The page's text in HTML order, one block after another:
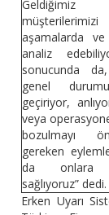
aşamalarda
analiz
sonucunda
genel
geçiriyor,
veya
bozulmayı
gereken
da onlara
sağlıyoruz” dedi.
Erken Uyarı